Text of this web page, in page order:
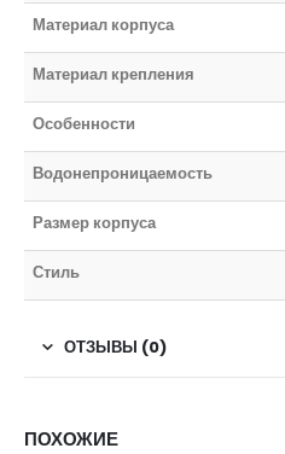
Материал корпуса
Материал крепления
Особенности
Водонепроницаемость
Размер корпуса
Стиль
ОТЗЫВЫ (0)
ПОХОЖИЕ